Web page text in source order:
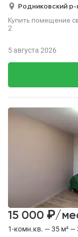
Родниковский р-
Купить помещение
2.
5 августа 2026
1-комн.кв. — 35 м² —
15 000 ₽/